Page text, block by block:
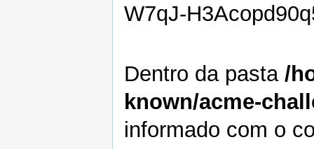
W7qJ-
Dentro da pasta /
known/acme-
informado com o